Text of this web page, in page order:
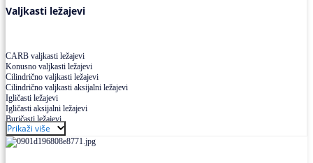
Valjkasti ležajevi
CARB valjkasti ležajevi
Konusno valjkasti ležajevi
Cilindrično valjkasti ležajevi
Cilindrično valjkasti aksijalni ležajevi
Igličasti ležajevi
Igličasti aksijalni ležajevi
Buričasti ležajevi
Buričasti zaptiveni ležajevi
Buričasti aksijalni ležajevi
Prikaži više